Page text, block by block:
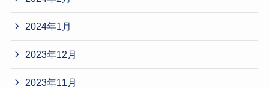
2024年1月
2023年12月
2023年11月